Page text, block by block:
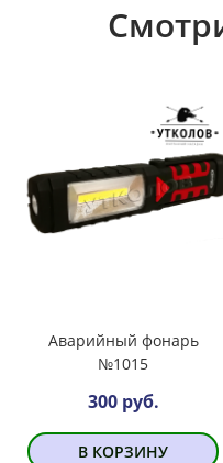
Аварийный фонарь
№1015
300 руб.
В КОРЗИНУ